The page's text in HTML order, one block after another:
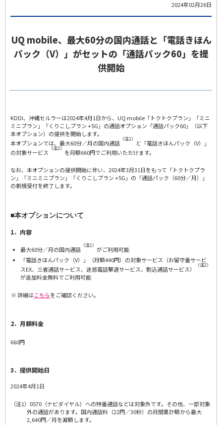
2024年02月26日
UQ mobile、最大60分の国内通話と「電話きほん
パック（V）」がセットの「通話パック60」を提
供開始
KDDI、沖縄セルラーは2024年4月1日から、UQ mobile「トクトクプラン」「ミニ
ミニプラン」「くりこしプラン +5G」の通話オプション「通話パック60」（以下
本オプション）の提供を開始します。
本オプションでは、最大60分／月の国内通話
（注1）
と「電話きほんパック（V）」
の対象サービス
（注2）
を月額660円でご利用いただけます。
なお、本オプションの提供開始に伴い、2024年3月31日をもって「トクトクプラ
ン」「ミニミニプラン」「くりこしプラン +5G」の「通話パック（60分／月）」
の新規受付を終了します。
■本オプションについて
1．内容
最大60分／月の国内通話
（注1）
がご利用可能
「電話きほんパック（V）」（月額440円）の対象サービス（お留守番サービ
スEX、三者通話サービス、迷惑電話撃退サービス、割込通話サービス）
（注2）
が追加料金無料でご利用可能
詳細はこちらをご確認ください。
2．月額料金
660円
3．提供開始日
2024年4月1日
（注1）0570（ナビダイヤル）への特番通話などは対象外です。その他、一部対象
外の通話があります。国内通話料（22円／30秒）の月間累計額から最大
2,640円／月を減額します。